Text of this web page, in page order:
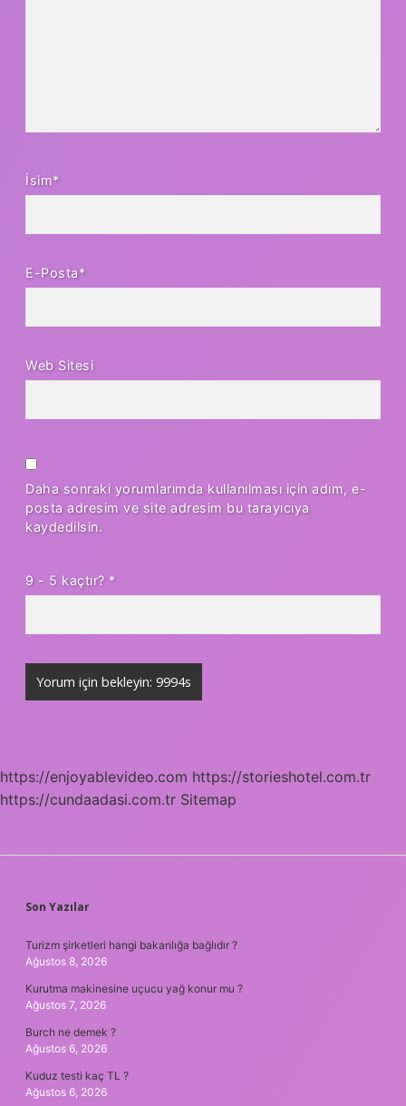
İsim*
E-Posta*
Web Sitesi
Daha sonraki yorumlarımda kullanılması için adım, e-
posta adresim ve site adresim bu tarayıcıya
kaydedilsin.
9 - 5 kaçtır? *
https://enjoyablevideo.com https://storieshotel.com.tr
https://cundaadasi.com.tr Sitemap
SIDEBAR
Son Yazılar
Turizm şirketleri hangi bakanlığa bağlıdır ?
Ağustos 8, 2026
Kurutma makinesine uçucu yağ konur mu ?
Ağustos 7, 2026
Burch ne demek ?
Ağustos 6, 2026
Kuduz testi kaç TL ?
Ağustos 6, 2026